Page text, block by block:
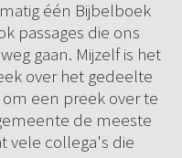
één Bijbelboek
passages die ons
gaan. Mijzelf is het
over het gedeelte
een preek over te
de meeste
vele collega's die